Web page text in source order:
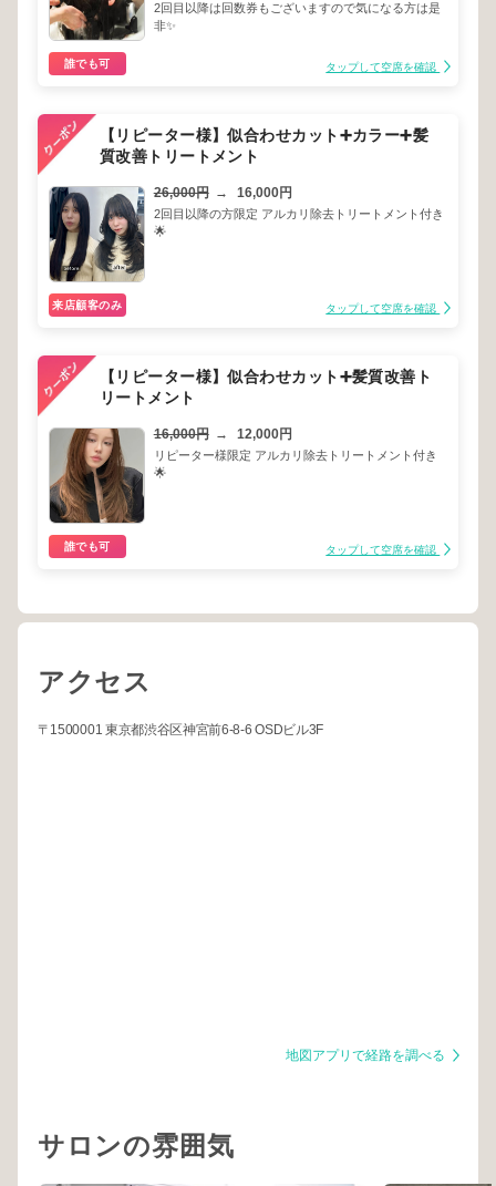
2回目以降は回数券もございますので気になる方は是
非✨️
誰でも可 タップして空席を確認
【リピーター様】似合わせカット➕カラー➕髪
質改善トリートメント
26,000円 → 16,000円
2回目以降の方限定 アルカリ除去トリートメント付き
🌟
来店顧客のみ タップして空席を確認
【リピーター様】似合わせカット➕髪質改善ト
リートメント
16,000円 → 12,000円
リピーター様限定 アルカリ除去トリートメント付き
🌟
誰でも可 タップして空席を確認
アクセス
〒1500001 東京都渋谷区神宮前6-8-6 OSDビル3F
地図アプリで経路を調べる
サロンの雰囲気